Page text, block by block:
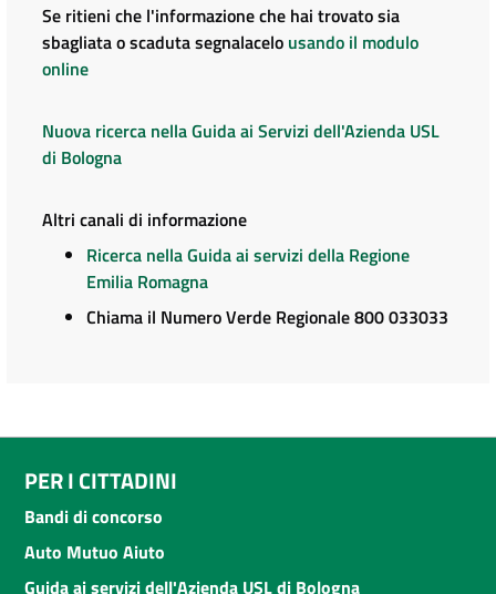
Se ritieni che l'informazione che hai trovato sia
sbagliata o scaduta segnalacelo usando il modulo
online
Nuova ricerca nella Guida ai Servizi dell'Azienda USL
di Bologna
Altri canali di informazione
Ricerca nella Guida ai servizi della Regione
Emilia Romagna
Chiama il Numero Verde Regionale 800 033033
PER I CITTADINI
Bandi di concorso
Auto Mutuo Aiuto
Guida ai servizi dell'Azienda USL di Bologna